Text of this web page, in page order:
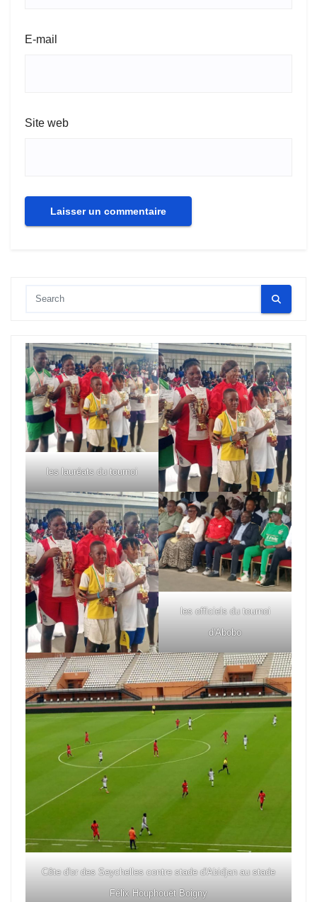
E-mail
Site web
les lauréats du tournoi
les officiels du tournoi
d'Abobo
Côte d'or des Seychelles contre stade d'Abidjan au stade
Félix Houphouët Boigny